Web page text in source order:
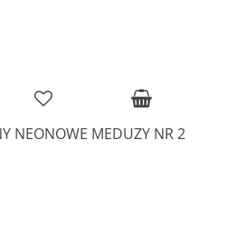
NEONOWE MEDUZY NR 2